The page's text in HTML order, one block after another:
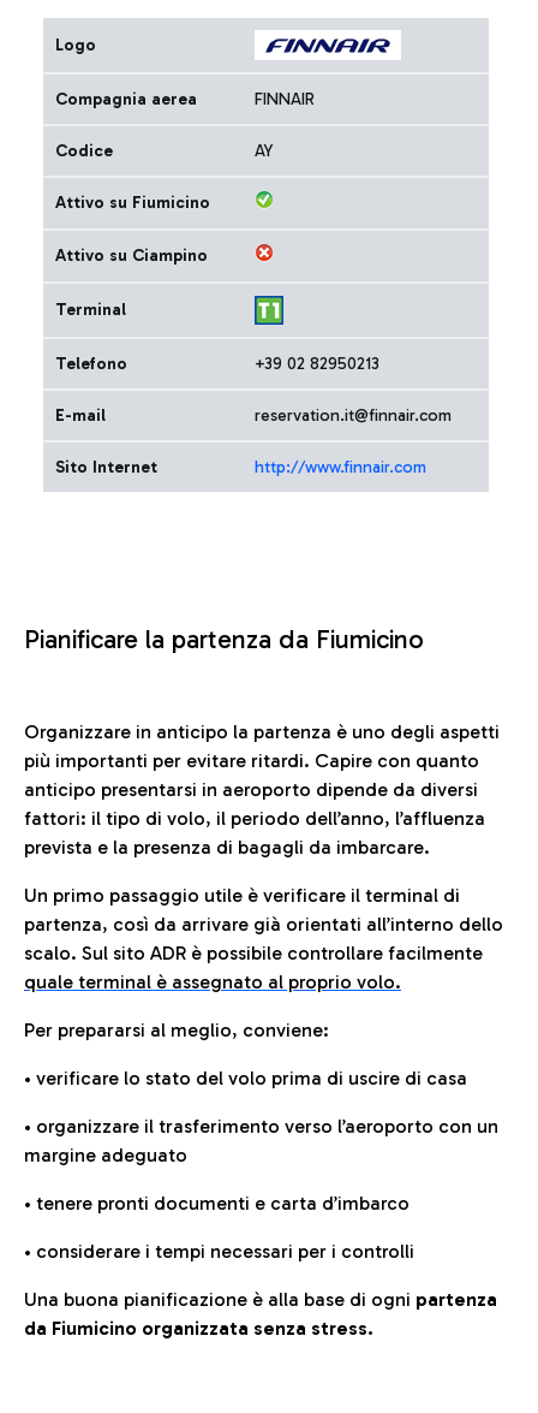
Logo
Compagnia aerea FINNAIR
Codice AY
Attivo su Fiumicino
Attivo su Ciampino
Terminal
Telefono +39 02 82950213
E-mail reservation.it@finnair.com
Sito Internet http://www.finnair.com
Pianificare la partenza da Fiumicino
Organizzare in anticipo la partenza è uno degli aspetti
più importanti per evitare ritardi. Capire con quanto
anticipo presentarsi in aeroporto dipende da diversi
fattori: il tipo di volo, il periodo dell’anno, l’affluenza
prevista e la presenza di bagagli da imbarcare.
Un primo passaggio utile è verificare il terminal di
partenza, così da arrivare già orientati all’interno dello
scalo. Sul sito ADR è possibile controllare facilmente
quale terminal è assegnato al proprio volo.
Per prepararsi al meglio, conviene:
• verificare lo stato del volo prima di uscire di casa
• organizzare il trasferimento verso l’aeroporto con un
margine adeguato
• tenere pronti documenti e carta d’imbarco
• considerare i tempi necessari per i controlli
Una buona pianificazione è alla base di ogni partenza
da Fiumicino organizzata senza stress.